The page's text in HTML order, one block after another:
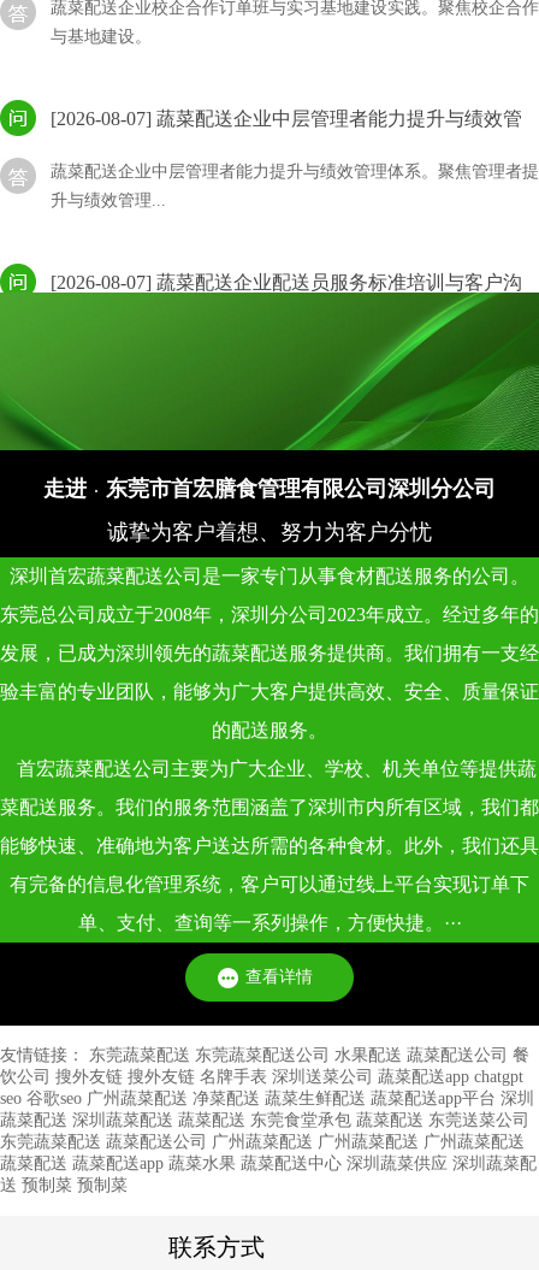
与基地建设。
升与绩效管理...
蔬菜配送企业配送员服务标准培训与客户沟通技巧。聚焦服务标准
[2026-08-07] 蔬菜配送企业品控人员专业能力提升与检测
蔬菜配送企业品控人员专业能力提升与检测技能培训。聚焦品控提
蔬菜配送企业新员工入职培训体系与师傅带教制度。聚焦入职培训
[2026-08-07] 蔬菜配送行业人才梯队建设：从分拣员到管
理者的成长通道
蔬菜配送行业人才梯队建设从分拣员到管理者成长通道。聚焦梯队
建设与成长通...
[2026-08-07] 蔬菜配送企业安全生产投入产出与事故成本
蔬菜配送企业安全生产投入产出与事故成本测算。聚焦投入产出与
[2026-08-07] 蔬菜配送企业安全隐患排查治理与双重预防
机制建设
蔬菜配送企业安全隐患排查治理与双重预防机制建设。聚焦隐患排
查与预防机制...
[2026-08-07] 蔬菜配送企业旺季用工策略：临时工vs外包vs
走进 · 东莞市首宏膳食管理有限公司深圳分公司
诚挚为客户着想、努力为客户分忧
深圳首宏蔬菜配送公司是一家专门从事食材配送服务的公司。
东莞总公司成立于2008年，深圳分公司2023年成立。经过多年的
发展，已成为深圳领先的蔬菜配送服务提供商。我们拥有一支经
验丰富的专业团队，能够为广大客户提供高效、安全、质量保证
的配送服务。
首宏蔬菜配送公司主要为广大企业、学校、机关单位等提供蔬
菜配送服务。我们的服务范围涵盖了深圳市内所有区域，我们都
能够快速、准确地为客户送达所需的各种食材。此外，我们还具
有完备的信息化管理系统，客户可以通过线上平台实现订单下
单、支付、查询等一系列操作，方便快捷。···
查看详情
友情链接： 东莞蔬菜配送 东莞蔬菜配送公司 水果配送 蔬菜配送公司 餐
饮公司 搜外友链 搜外友链 名牌手表 深圳送菜公司 蔬菜配送app chatgpt
seo 谷歌seo 广州蔬菜配送 净菜配送 蔬菜生鲜配送 蔬菜配送app平台 深圳
蔬菜配送 深圳蔬菜配送 蔬菜配送 东莞食堂承包 蔬菜配送 东莞送菜公司
东莞蔬菜配送 蔬菜配送公司 广州蔬菜配送 广州蔬菜配送 广州蔬菜配送
蔬菜配送 蔬菜配送app 蔬菜水果 蔬菜配送中心 深圳蔬菜供应 深圳蔬菜配
送 预制菜 预制菜
联系方式